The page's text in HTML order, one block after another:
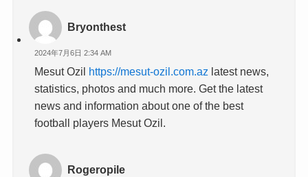
Bryonthest
2024年7月6日 2:34 AM
Mesut Ozil https://mesut-ozil.com.az latest news,
statistics, photos and much more. Get the latest
news and information about one of the best
football players Mesut Ozil.
Rogeropile